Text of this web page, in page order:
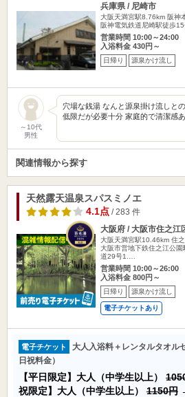
兵庫県 / 尼崎市
大阪天満宮駅8.76km 阪神
阪神電気鉄道尼崎駅徒歩
営業時間 10:00～24:00
入浴料金 430円～
日帰り 源泉かけ流し
～10代
男性
穴場な銭湯 なんと源泉掛け流しと
低限だが必要十分 家庭的で清潔感
関連情報から探す
天然露天温泉スパスミノエ
4.1点/ 283 件
大阪府 / 大阪市住之江
大阪天満宮駅10.46km 住
大阪市営地下鉄住之江公
道29号1.…
営業時間 10:00～26:00
入浴料金 800円～
日帰り 源泉かけ流し
電子チケットあり
電子チケット
大人入浴料＋レンタルタオル
日祝料金）
【平日限定】大人（中学生以上）
祝限定】大人（中学生以上） 1150円